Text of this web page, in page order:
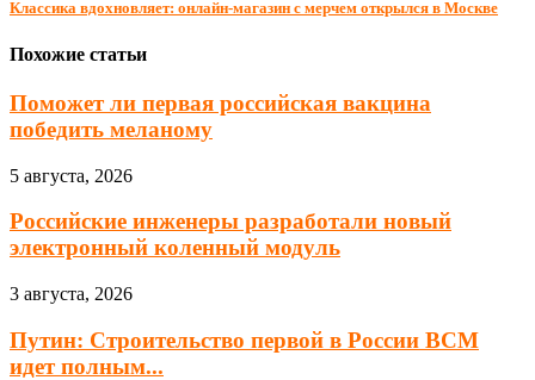
Классика вдохновляет: онлайн-магазин с мерчем открылся в Москве
Похожие статьи
Поможет ли первая российская вакцина
победить меланому
5 августа, 2026
Российские инженеры разработали новый
электронный коленный модуль
3 августа, 2026
Путин: Строительство первой в России ВСМ
идет полным...